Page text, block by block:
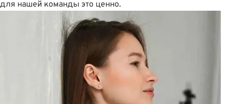
для нашей команды это ценно.